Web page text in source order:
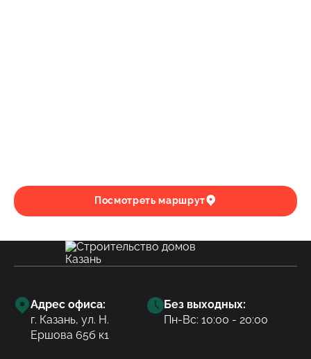
Посмотреть маршрут
Адрес офиса:
г. Казань, ул. Н.
Ершова 65б к1
Без выходных:
Пн-Вс: 10:00 - 20:00